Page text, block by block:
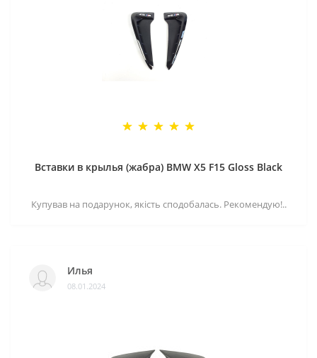
Вставки в крылья (жабра) BMW X5 F15 Gloss Black
Купував на подарунок, якість сподобалась. Рекомендую!..
Илья
08.01.2024